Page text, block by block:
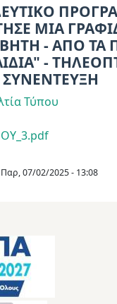
ΜΙΑ
- ΑΠΟ ΤΑ
-
ΣΥΝΕΝΤΕΥΞΗ
Τύπου
Παρ, 07/02/2025 - 13:08